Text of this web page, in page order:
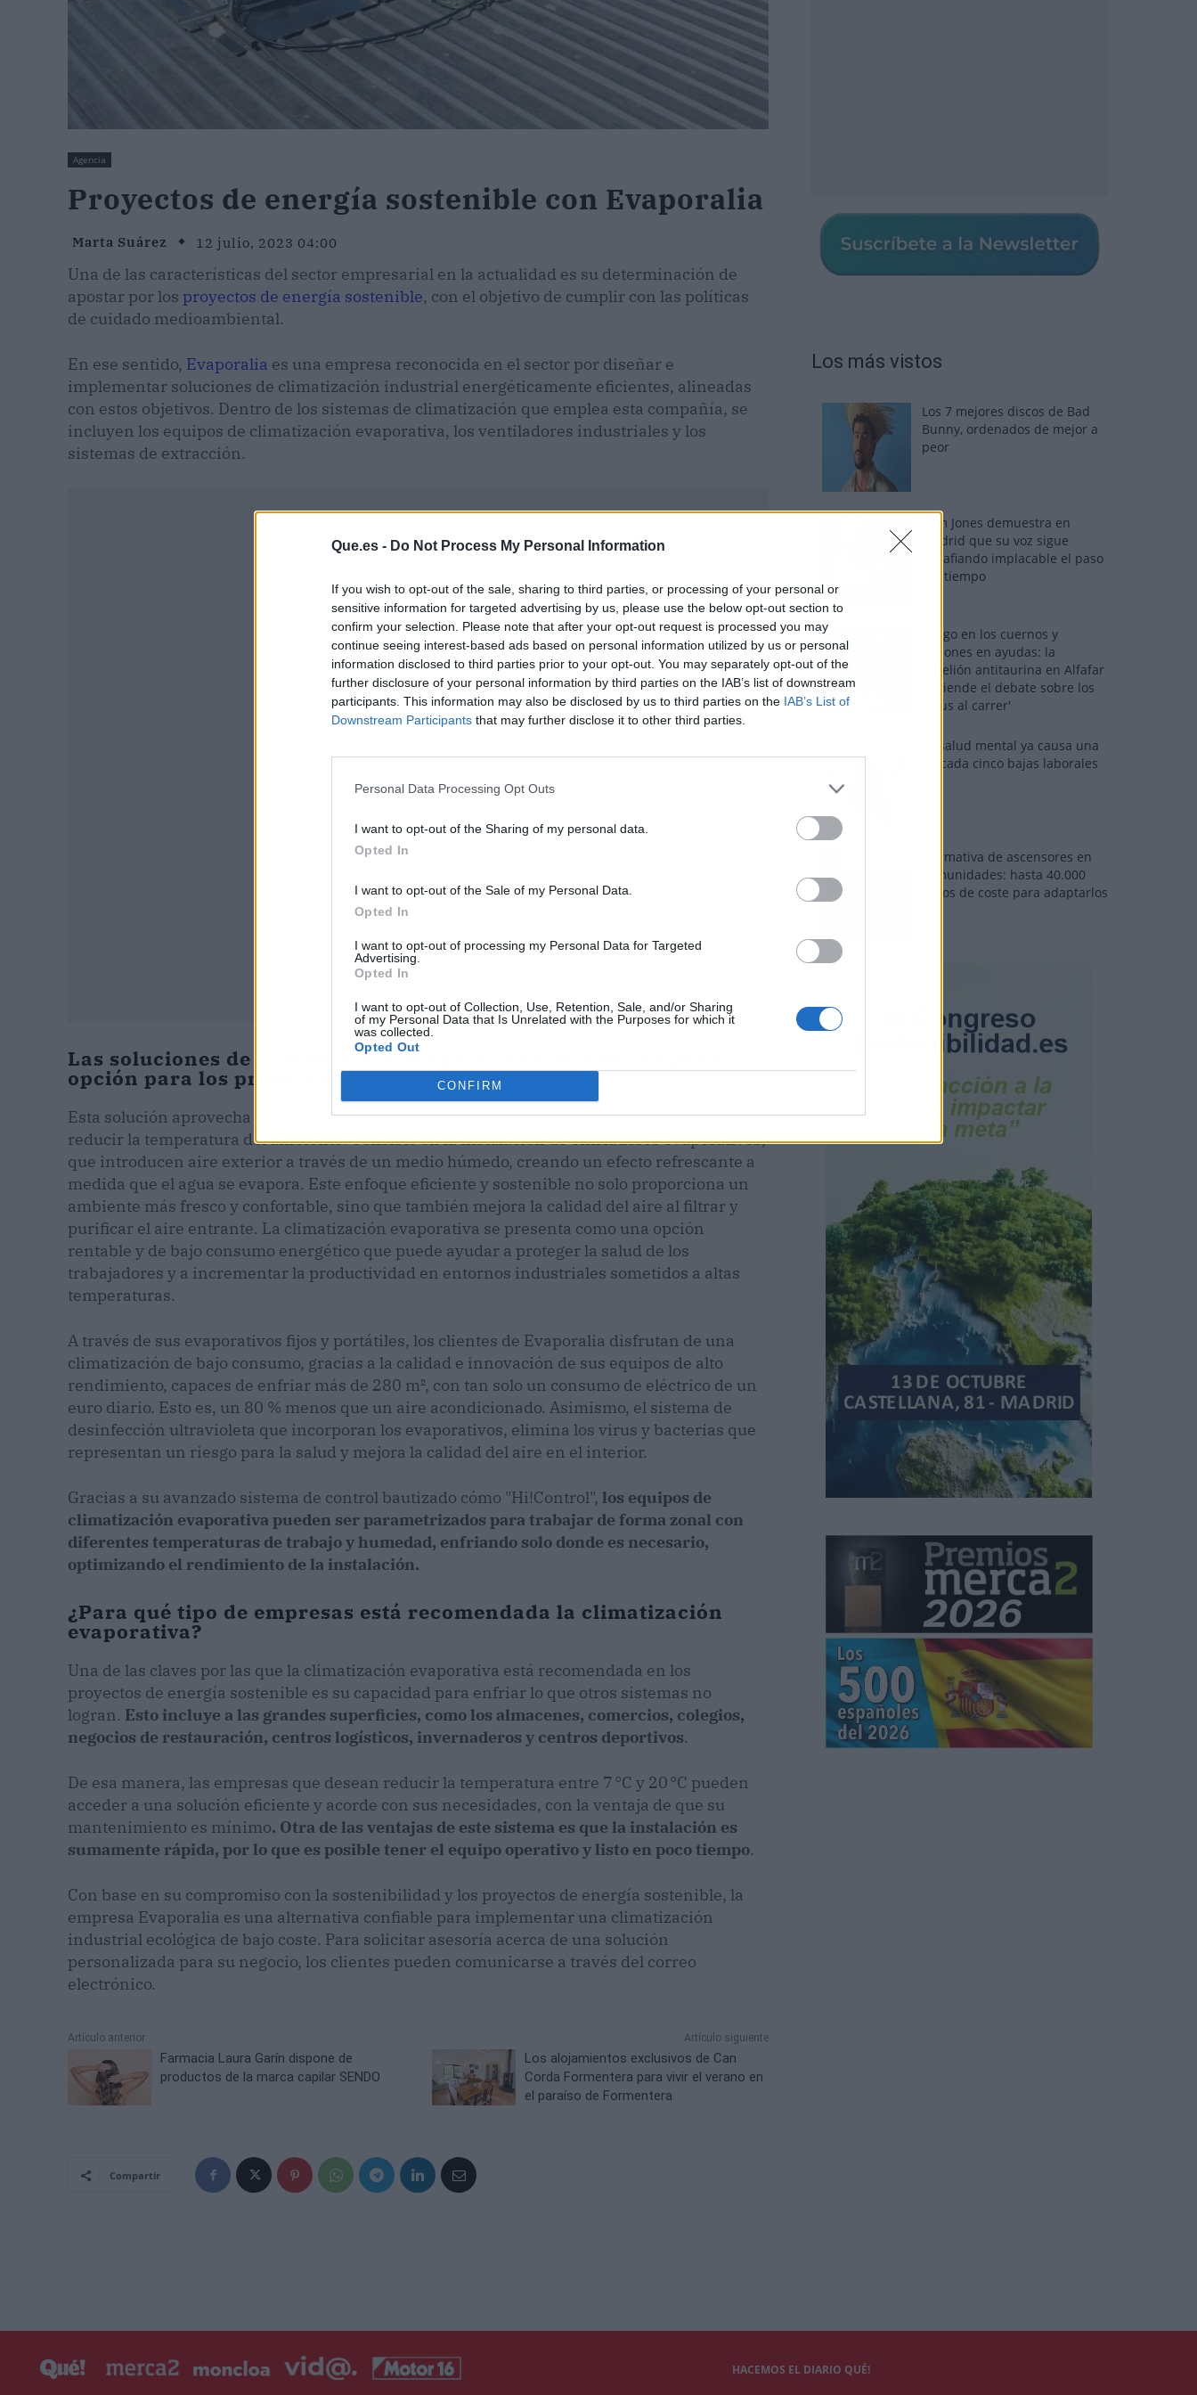
Que.es - Do Not Process My Personal Information
If you wish to opt-out of the sale, sharing to third parties, or processing of your personal or
sensitive information for targeted advertising by us, please use the below opt-out section to
confirm your selection. Please note that after your opt-out request is processed you may
continue seeing interest-based ads based on personal information utilized by us or personal
information disclosed to third parties prior to your opt-out. You may separately opt-out of the
further disclosure of your personal information by third parties on the IAB’s list of downstream
participants. This information may also be disclosed by us to third parties on the IAB’s List of
Downstream Participants that may further disclose it to other third parties.
Personal Data Processing Opt Outs
I want to opt-out of the Sharing of my personal data.
Opted In
I want to opt-out of the Sale of my Personal Data.
Opted In
I want to opt-out of processing my Personal Data for Targeted
Advertising.
Opted In
I want to opt-out of Collection, Use, Retention, Sale, and/or Sharing
of my Personal Data that Is Unrelated with the Purposes for which it
was collected.
Opted Out
CONFIRM
Agencia
Proyectos de energía sostenible con Evaporalia
Marta Suárez 12 julio, 2023 04:00
Una de las características del sector empresarial en la actualidad es su determinación de
apostar por los proyectos de energía sostenible, con el objetivo de cumplir con las políticas
de cuidado medioambiental.
En ese sentido, Evaporalia es una empresa reconocida en el sector por diseñar e
implementar soluciones de climatización industrial energéticamente eficientes, alineadas
con estos objetivos. Dentro de los sistemas de climatización que emplea esta compañía, se
incluyen los equipos de climatización evaporativa, los ventiladores industriales y los
sistemas de extracción.
Publicidad
Las soluciones de climatización evaporativa resultan una gran
opción para los proyectos de energía sostenible
Esta solución aprovecha el principio natural de enfriamiento por evaporación del agua para
reducir la temperatura del ambiente. Consiste en la instalación de enfriadores evaporativos,
que introducen aire exterior a través de un medio húmedo, creando un efecto refrescante a
medida que el agua se evapora. Este enfoque eficiente y sostenible no solo proporciona un
ambiente más fresco y confortable, sino que también mejora la calidad del aire al filtrar y
purificar el aire entrante. La climatización evaporativa se presenta como una opción
rentable y de bajo consumo energético que puede ayudar a proteger la salud de los
trabajadores y a incrementar la productividad en entornos industriales sometidos a altas
temperaturas.
A través de sus evaporativos fijos y portátiles, los clientes de Evaporalia disfrutan de una
climatización de bajo consumo, gracias a la calidad e innovación de sus equipos de alto
rendimiento, capaces de enfriar más de 280 m², con tan solo un consumo de eléctrico de un
euro diario. Esto es, un 80 % menos que un aire acondicionado. Asimismo, el sistema de
desinfección ultravioleta que incorporan los evaporativos, elimina los virus y bacterias que
representan un riesgo para la salud y mejora la calidad del aire en el interior.
Gracias a su avanzado sistema de control bautizado cómo "Hi!Control", los equipos de
climatización evaporativa pueden ser parametrizados para trabajar de forma zonal con
diferentes temperaturas de trabajo y humedad, enfriando solo donde es necesario,
optimizando el rendimiento de la instalación.
¿Para qué tipo de empresas está recomendada la climatización
evaporativa?
Una de las claves por las que la climatización evaporativa está recomendada en los
proyectos de energía sostenible es su capacidad para enfriar lo que otros sistemas no
logran. Esto incluye a las grandes superficies, como los almacenes, comercios, colegios,
negocios de restauración, centros logísticos, invernaderos y centros deportivos.
De esa manera, las empresas que desean reducir la temperatura entre 7 °C y 20 °C pueden
acceder a una solución eficiente y acorde con sus necesidades, con la ventaja de que su
mantenimiento es mínimo. Otra de las ventajas de este sistema es que la instalación es
sumamente rápida, por lo que es posible tener el equipo operativo y listo en poco tiempo.
Con base en su compromiso con la sostenibilidad y los proyectos de energía sostenible, la
empresa Evaporalia es una alternativa confiable para implementar una climatización
industrial ecológica de bajo coste. Para solicitar asesoría acerca de una solución
personalizada para su negocio, los clientes pueden comunicarse a través del correo
electrónico.
Artículo anterior
Farmacia Laura Garín dispone de
productos de la marca capilar SENDO
Artículo siguiente
Los alojamientos exclusivos de Can
Corda Formentera para vivir el verano en
el paraíso de Formentera
Compartir
Los más vistos
Los 7 mejores discos de Bad
Bunny, ordenados de mejor a
peor
Tom Jones demuestra en
Madrid que su voz sigue
desafiando implacable el paso
del tiempo
Fuego en los cuernos y
millones en ayudas: la
rebelión antitaurina en Alfafar
enciende el debate sobre los
'bous al carrer'
La salud mental ya causa una
de cada cinco bajas laborales
Normativa de ascensores en
comunidades: hasta 40.000
euros de coste para adaptarlos
HACEMOS EL DIARIO QUÉ!